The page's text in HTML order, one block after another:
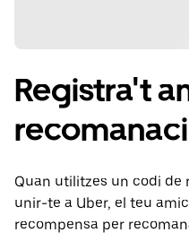
Registra't
Quan utilitzes un codi de
unir-te a Uber, el teu
recompensa per